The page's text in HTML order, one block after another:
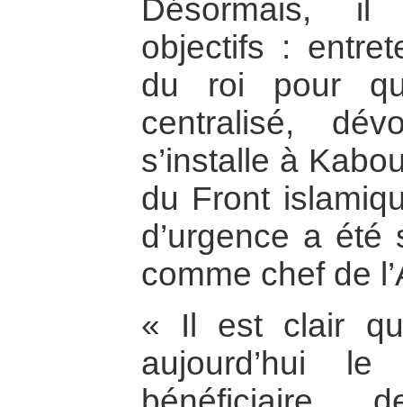
Désormais,
objectifs :
du roi pour
centralisé,
s’installe à
du Front
d’urgence a
comme chef de
« Il est clair
aujourd’hui